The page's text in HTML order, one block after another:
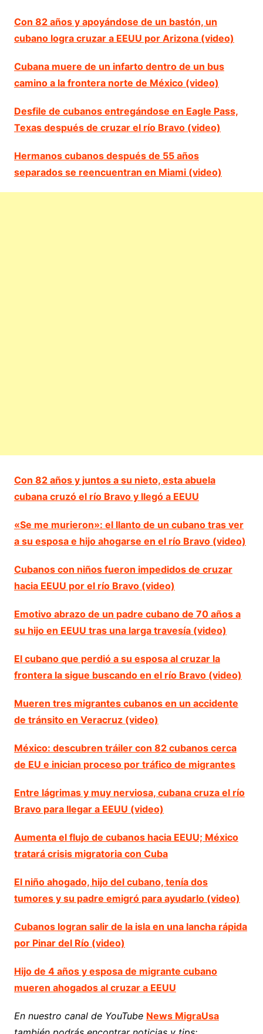
Con 82 años y apoyándose de un bastón, un
cubano logra cruzar a EEUU por Arizona (video)
Cubana muere de un infarto dentro de un bus
camino a la frontera norte de México (video)
Desfile de cubanos entregándose en Eagle Pass,
Texas después de cruzar el río Bravo (video)
Hermanos cubanos después de 55 años
separados se reencuentran en Miami (video)
Con 82 años y juntos a su nieto, esta abuela
cubana cruzó el río Bravo y llegó a EEUU
«Se me murieron»: el llanto de un cubano tras ver
a su esposa e hijo ahogarse en el río Bravo (video)
Cubanos con niños fueron impedidos de cruzar
hacia EEUU por el río Bravo (video)
Emotivo abrazo de un padre cubano de 70 años a
su hijo en EEUU tras una larga travesía (video)
El cubano que perdió a su esposa al cruzar la
frontera la sigue buscando en el río Bravo (video)
Mueren tres migrantes cubanos en un accidente
de tránsito en Veracruz (video)
México: descubren tráiler con 82 cubanos cerca
de EU e inician proceso por tráfico de migrantes
Entre lágrimas y muy nerviosa, cubana cruza el río
Bravo para llegar a EEUU (video)
Aumenta el flujo de cubanos hacia EEUU; México
tratará crisis migratoria con Cuba
El niño ahogado, hijo del cubano, tenía dos
tumores y su padre emigró para ayudarlo (video)
Cubanos logran salir de la isla en una lancha rápida
por Pinar del Río (video)
Hijo de 4 años y esposa de migrante cubano
mueren ahogados al cruzar a EEUU
En nuestro canal de YouTube News MigraUsa